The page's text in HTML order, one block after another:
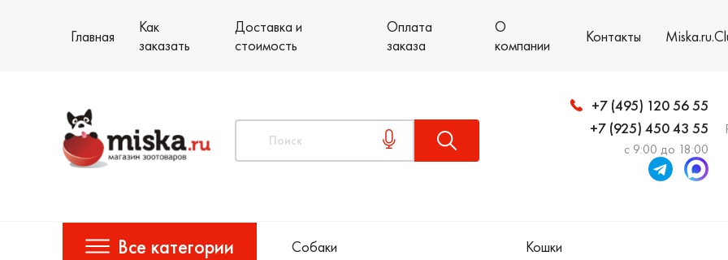
Главная
Как
заказать
Доставка и
стоимость
Оплата
заказа
О
компании
Контакты
+7 (495) 120 56 55
+7 (925) 450 43 55
с 9:00 до 18:00
Все категории Собаки Кошки